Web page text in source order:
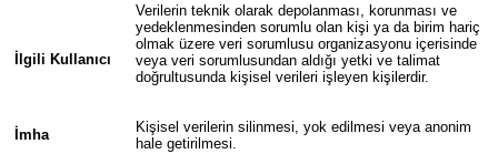
İlgili Kullanıcı
Verilerin teknik olarak depolanması, korunması ve
yedeklenmesinden sorumlu olan kişi ya da birim hariç
olmak üzere veri sorumlusu organizasyonu içerisinde
veya veri sorumlusundan aldığı yetki ve talimat
doğrultusunda kişisel verileri işleyen kişilerdir.
İmha
Kişisel verilerin silinmesi, yok edilmesi veya anonim
hale getirilmesi.